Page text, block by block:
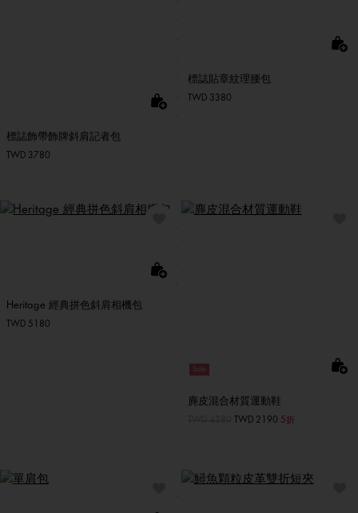
標誌飾帶飾牌斜肩記者包
TWD 3780
標誌貼章紋理腰包
TWD 3380
Heritage 經典拼色斜肩相機包
TWD 5180
Sale
麂皮混合材質運動鞋
至TWD 2190 5折